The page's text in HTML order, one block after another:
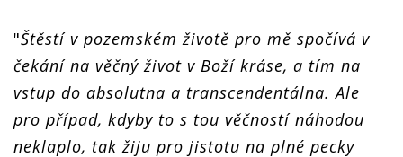
"Štěstí v pozemském životě pro mě spočívá v
čekání na věčný život v Boží kráse, a tím na
vstup do absolutna a transcendentálna. Ale
pro případ, kdyby to s tou věčností náhodou
neklaplo, tak žiju pro jistotu na plné pecky